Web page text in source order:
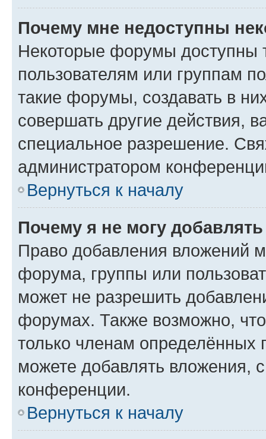
Почему мне недоступны
Некоторые форумы доступны
пользователям или группам
такие форумы, создавать в
совершать другие действия,
специальное разрешение.
администратором
Вернуться к началу
Почему я не могу
Право добавления вложений
форума, группы или
может не разрешить
форумах. Также возможно,
только членам определённых
можете добавлять вложения,
конференции.
Вернуться к началу